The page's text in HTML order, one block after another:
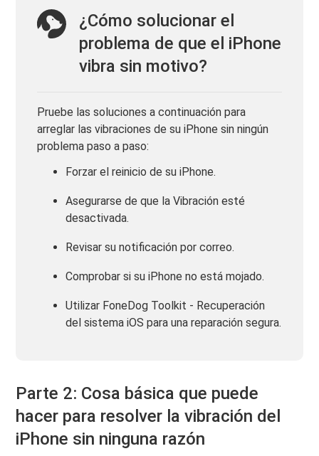
¿Cómo solucionar el
problema de que el iPhone
vibra sin motivo?
Pruebe las soluciones a continuación para
arreglar las vibraciones de su iPhone sin ningún
problema paso a paso:
Forzar el reinicio de su iPhone.
Asegurarse de que la Vibración esté
desactivada.
Revisar su notificación por correo.
Comprobar si su iPhone no está mojado.
Utilizar FoneDog Toolkit - Recuperación
del sistema iOS para una reparación segura.
Parte 2: Cosa básica que puede
hacer para resolver la vibración del
iPhone sin ninguna razón